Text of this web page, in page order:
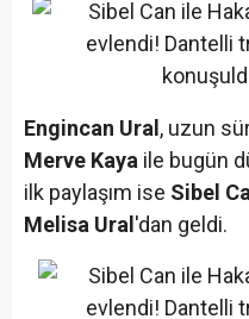
Engincan Ural, uzun
Merve Kaya ile bugün
ilk paylaşım ise Sibel
Melisa Ural'dan geldi.